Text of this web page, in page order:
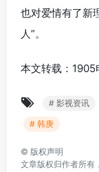
也对爱情有了新
人”。
本文转载：
# 影视资讯
# 韩庚
© 版权声明
文章版权归作者所有